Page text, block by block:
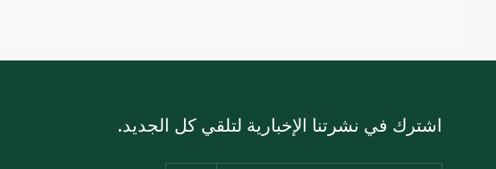
اشترك في نشرتنا الإخبارية لتلقي كل الجديد.